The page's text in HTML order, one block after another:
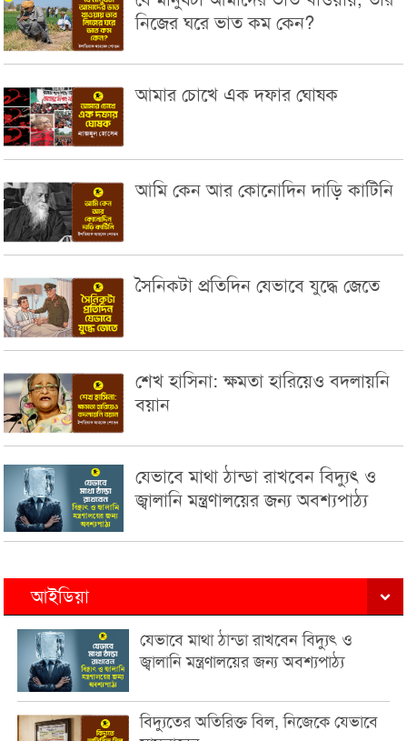
নিজের ঘরে ভাত কম কেন?
আমার চোখে এক দফার ঘোষক
আমি কেন আর কোনোদিন দাড়ি কাটিনি
সৈনিকটা প্রতিদিন যেভাবে যুদ্ধে জেতে
শেখ হাসিনা: ক্ষমতা হারিয়েও বদলায়নি
বয়ান
যেভাবে মাথা ঠান্ডা রাখবেন বিদ্যুৎ ও
জ্বালানি মন্ত্রণালয়ের জন্য অবশ্যপাঠ্য
আইডিয়া
যেভাবে মাথা ঠান্ডা রাখবেন বিদ্যুৎ ও
জ্বালানি মন্ত্রণালয়ের জন্য অবশ্যপাঠ্য
বিদ্যুতের অতিরিক্ত বিল, নিজেকে যেভাবে